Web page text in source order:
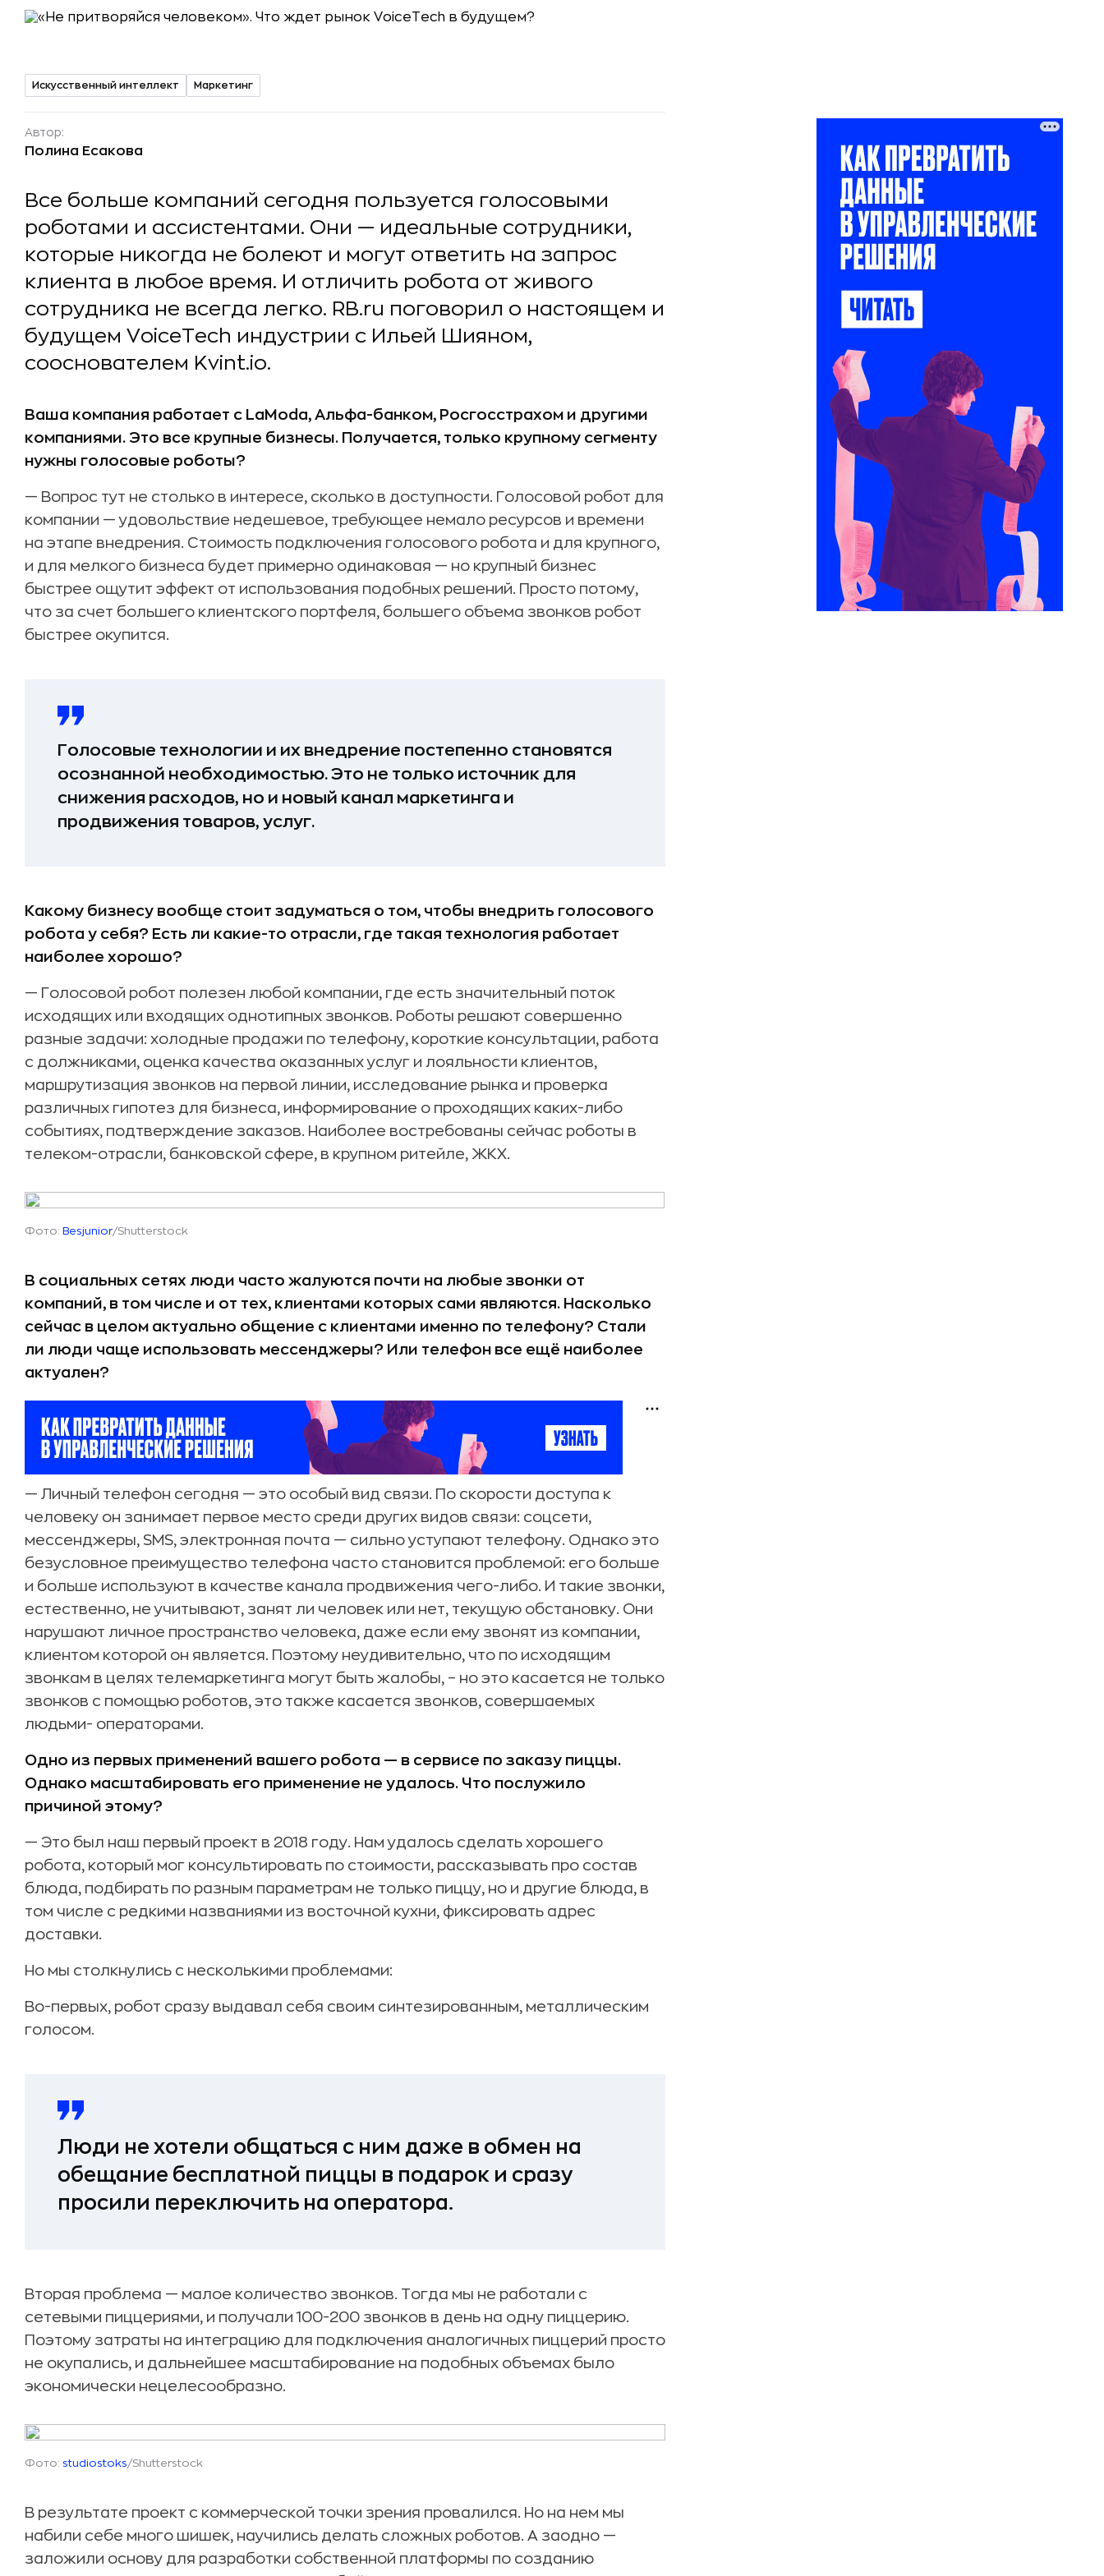
Искусственный интеллект Маркетинг
Автор:
Полина Есакова
Все больше компаний сегодня пользуется голосовыми
роботами и ассистентами. Они — идеальные сотрудники,
которые никогда не болеют и могут ответить на запрос
клиента в любое время. И отличить робота от живого
сотрудника не всегда легко. RB.ru поговорил о настоящем и
будущем VoiceTech индустрии с Ильей Шияном,
сооснователем Kvint.io.
Ваша компания работает с LaModa, Альфа-банком, Росгосстрахом и другими
компаниями. Это все крупные бизнесы. Получается, только крупному сегменту
нужны голосовые роботы?
— Вопрос тут не столько в интересе, сколько в доступности. Голосовой робот для
компании — удовольствие недешевое, требующее немало ресурсов и времени
на этапе внедрения. Стоимость подключения голосового робота и для крупного,
и для мелкого бизнеса будет примерно одинаковая — но крупный бизнес
быстрее ощутит эффект от использования подобных решений. Просто потому,
что за счет большего клиентского портфеля, большего объема звонков робот
быстрее окупится.
Голосовые технологии и их внедрение постепенно становятся
осознанной необходимостью. Это не только источник для
снижения расходов, но и новый канал маркетинга и
продвижения товаров, услуг.
Какому бизнесу вообще стоит задуматься о том, чтобы внедрить голосового
робота у себя? Есть ли какие-то отрасли, где такая технология работает
наиболее хорошо?
— Голосовой робот полезен любой компании, где есть значительный поток
исходящих или входящих однотипных звонков. Роботы решают совершенно
разные задачи: холодные продажи по телефону, короткие консультации, работа
с должниками, оценка качества оказанных услуг и лояльности клиентов,
маршрутизация звонков на первой линии, исследование рынка и проверка
различных гипотез для бизнеса, информирование о проходящих каких-либо
событиях, подтверждение заказов. Наиболее востребованы сейчас роботы в
телеком-отрасли, банковской сфере, в крупном ритейле, ЖКХ.
Фото: Besjunior/Shutterstock
В социальных сетях люди часто жалуются почти на любые звонки от
компаний, в том числе и от тех, клиентами которых сами являются. Насколько
сейчас в целом актуально общение с клиентами именно по телефону? Стали
ли люди чаще использовать мессенджеры? Или телефон все ещё наиболее
актуален?
— Личный телефон сегодня — это особый вид связи. По скорости доступа к
человеку он занимает первое место среди других видов связи: соцсети,
мессенджеры, SMS, электронная почта — сильно уступают телефону. Однако это
безусловное преимущество телефона часто становится проблемой: его больше
и больше используют в качестве канала продвижения чего-либо. И такие звонки,
естественно, не учитывают, занят ли человек или нет, текущую обстановку. Они
нарушают личное пространство человека, даже если ему звонят из компании,
клиентом которой он является. Поэтому неудивительно, что по исходящим
звонкам в целях телемаркетинга могут быть жалобы, – но это касается не только
звонков с помощью роботов, это также касается звонков, совершаемых
людьми- операторами.
Одно из первых применений вашего робота — в сервисе по заказу пиццы.
Однако масштабировать его применение не удалось. Что послужило
причиной этому?
— Это был наш первый проект в 2018 году. Нам удалось сделать хорошего
робота, который мог консультировать по стоимости, рассказывать про состав
блюда, подбирать по разным параметрам не только пиццу, но и другие блюда, в
том числе с редкими названиями из восточной кухни, фиксировать адрес
доставки.
Но мы столкнулись с несколькими проблемами:
Во-первых, робот сразу выдавал себя своим синтезированным, металлическим
голосом.
Люди не хотели общаться с ним даже в обмен на
обещание бесплатной пиццы в подарок и сразу
просили переключить на оператора.
Вторая проблема — малое количество звонков. Тогда мы не работали с
сетевыми пиццериями, и получали 100-200 звонков в день на одну пиццерию.
Поэтому затраты на интеграцию для подключения аналогичных пиццерий просто
не окупались, и дальнейшее масштабирование на подобных объемах было
экономически нецелесообразно.
Фото: studiostoks/Shutterstock
В результате проект с коммерческой точки зрения провалился. Но на нем мы
набили себе много шишек, научились делать сложных роботов. А заодно —
заложили основу для разработки собственной платформы по созданию